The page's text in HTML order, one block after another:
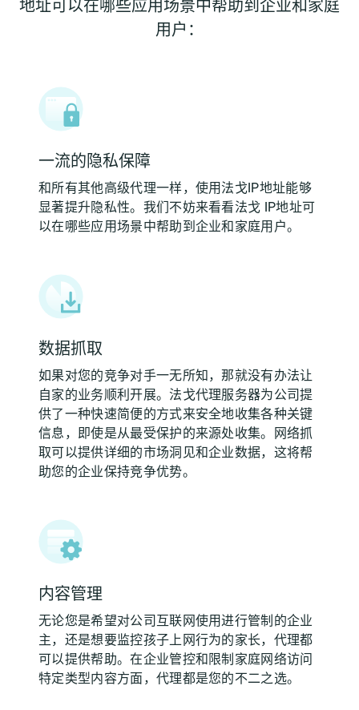
地址可以在哪些应用场景中帮助到企业和家庭
用户：
一流的隐私保障
和所有其他高级代理一样，使用法戈IP地址能够
显著提升隐私性。我们不妨来看看法戈 IP地址可
以在哪些应用场景中帮助到企业和家庭用户。
数据抓取
如果对您的竞争对手一无所知，那就没有办法让
自家的业务顺利开展。法戈代理服务器为公司提
供了一种快速简便的方式来安全地收集各种关键
信息，即使是从最受保护的来源处收集。网络抓
取可以提供详细的市场洞见和企业数据，这将帮
助您的企业保持竞争优势。
内容管理
无论您是希望对公司互联网使用进行管制的企业
主，还是想要监控孩子上网行为的家长，代理都
可以提供帮助。在企业管控和限制家庭网络访问
特定类型内容方面，代理都是您的不二之选。